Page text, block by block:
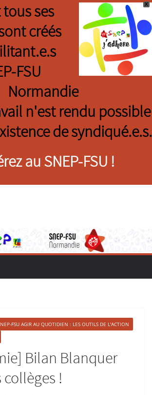
X
ses
créés
FSU
Normandie
n'est rendu possible
de syndiqué.e.s.
au SNEP-FSU !
FSU AGIR AU QUOTIDIEN : LES OUTILS DE L'ACTION
Bilan Blanquer
!